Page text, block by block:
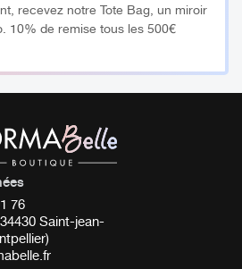
recevez notre Tote Bag, un miroir
10% de remise tous les 500€
76
Saint-jean-